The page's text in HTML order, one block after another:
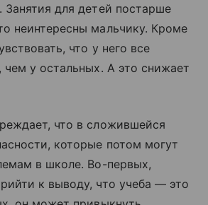
для детей постарше
неинтересны мальчику. Кроме
что у него все
чем у остальных. А это снижает
что в сложившейся
которые потом могут
в школе. Во-первых,
к выводу, что учеба — это